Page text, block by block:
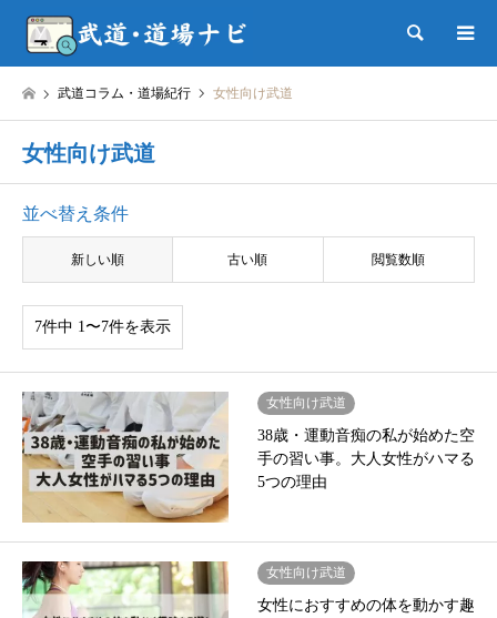
検索
武道コラム・道場紀行 女性向け武道
女性向け武道
並べ替え条件
新しい順 古い順 閲覧数順
7件中 1〜7件を表示
女性向け武道
38歳・運動音痴の私が始めた空
手の習い事。大人女性がハマる
5つの理由
女性向け武道
女性におすすめの体を動かす趣